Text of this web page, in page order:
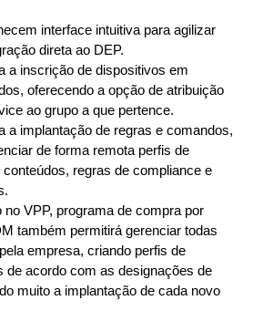
interface intuitiva para agilizar
direta ao DEP.
a inscrição de dispositivos em
oferecendo a opção de atribuição
ao grupo a que pertence.
a implantação de regras e comandos,
de forma remota perfis de
regras de compliance e
VPP, programa de compra por
também permitirá gerenciar todas
empresa, criando perfis de
de acordo com as designações de
muito a implantação de cada novo